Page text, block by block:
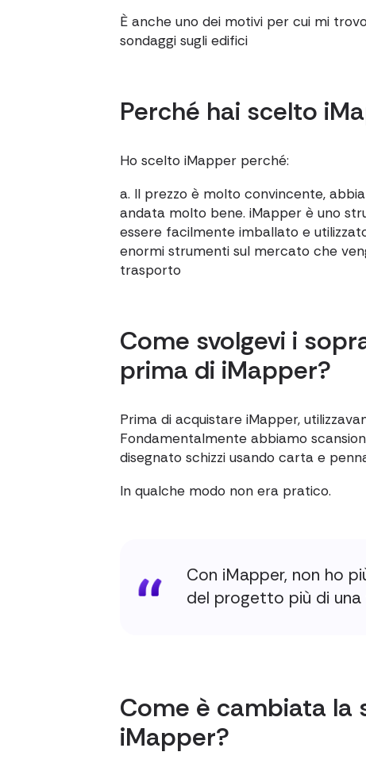
È anche uno dei motivi per cui mi
sondaggi sugli edifici
Perché hai scelto
Ho scelto iMapper perché:
a. Il prezzo è molto convincente,
andata molto bene. iMapper è uno
essere facilmente imballato e
enormi strumenti sul mercato che
trasporto
Come svolgevi i
prima di iMapper?
Prima di acquistare iMapper,
Fondamentalmente abbiamo
disegnato schizzi usando carta e
In qualche modo non era pratico.
Con iMapper, non ho
del progetto più di
Come è cambiata la
iMapper?